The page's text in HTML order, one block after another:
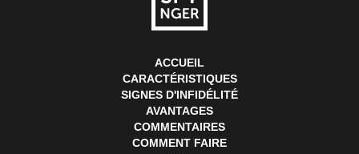
ACCUEIL
CARACTÉRISTIQUES
SIGNES D'INFIDÉLITÉ
AVANTAGES
COMMENTAIRES
COMMENT FAIRE